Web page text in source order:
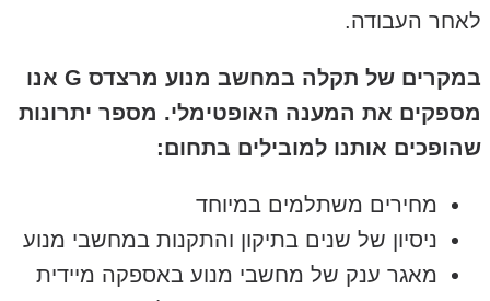
לאחר העבודה.
במקרים של תקלה במחשב מנוע מרצדס G אנו
מספקים את המענה האופטימלי. מספר יתרונות
שהופכים אותנו למובילים בתחום:
מחירים משתלמים במיוחד
ניסיון של שנים בתיקון והתקנות במחשבי מנוע
מאגר ענק של מחשבי מנוע באספקה מיידית